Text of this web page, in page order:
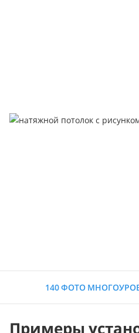
140 ФОТО
Примеры